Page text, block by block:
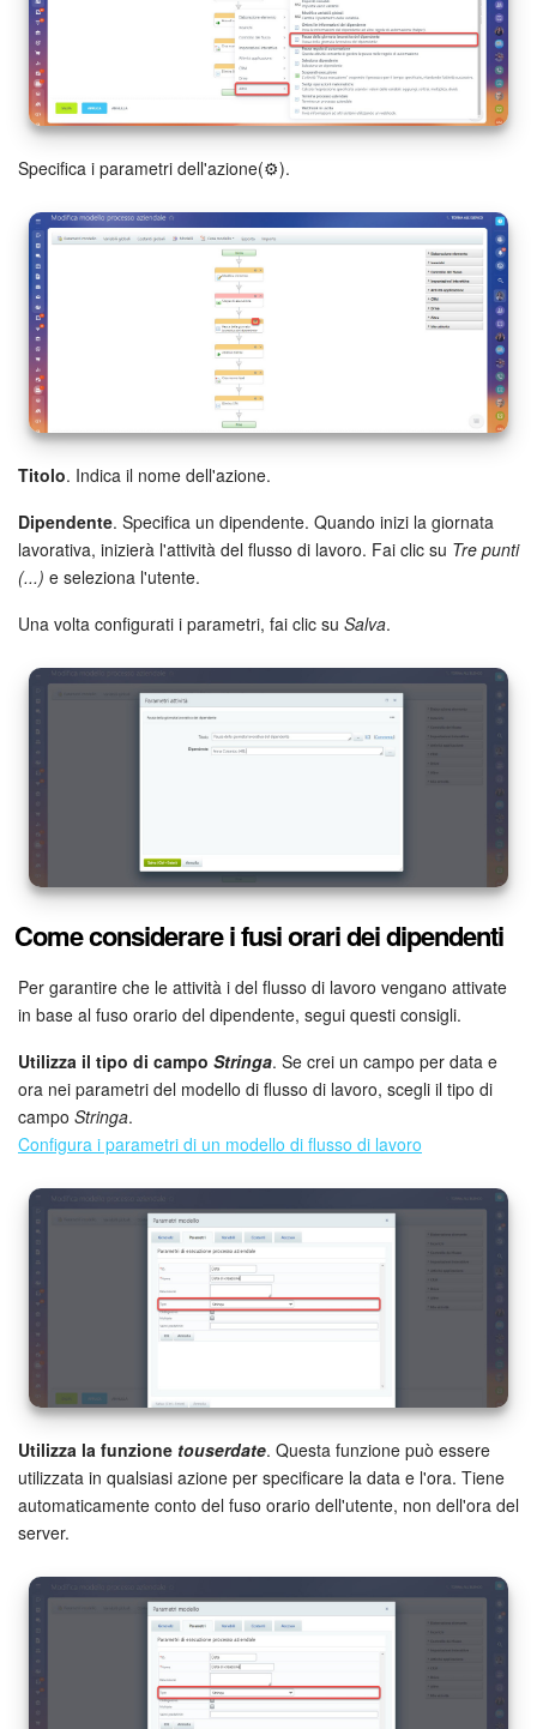
Specifica i parametri dell'azione(⚙️).
Titolo. Indica il nome dell'azione.
Dipendente. Specifica un dipendente. Quando inizi la giornata
lavorativa, inizierà l'attività del flusso di lavoro. Fai clic su Tre punti
(...) e seleziona l'utente.
Una volta configurati i parametri, fai clic su Salva.
Come considerare i fusi orari dei dipendenti
Per garantire che le attività i del flusso di lavoro vengano attivate
in base al fuso orario del dipendente, segui questi consigli.
Utilizza il tipo di campo Stringa. Se crei un campo per data e
ora nei parametri del modello di flusso di lavoro, scegli il tipo di
campo Stringa.
Configura i parametri di un modello di flusso di lavoro
Utilizza la funzione touserdate. Questa funzione può essere
utilizzata in qualsiasi azione per specificare la data e l'ora. Tiene
automaticamente conto del fuso orario dell'utente, non dell'ora del
server.